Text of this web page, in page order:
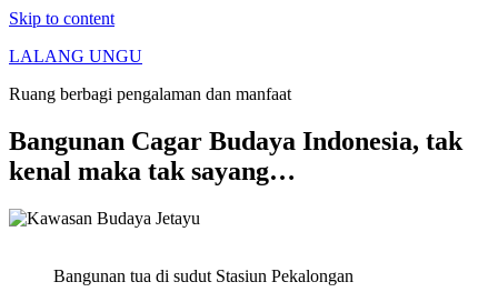
Skip to content
LALANG UNGU
Ruang berbagi pengalaman dan manfaat
Bangunan Cagar Budaya Indonesia, tak
kenal maka tak sayang…
Bangunan tua di sudut Stasiun Pekalongan